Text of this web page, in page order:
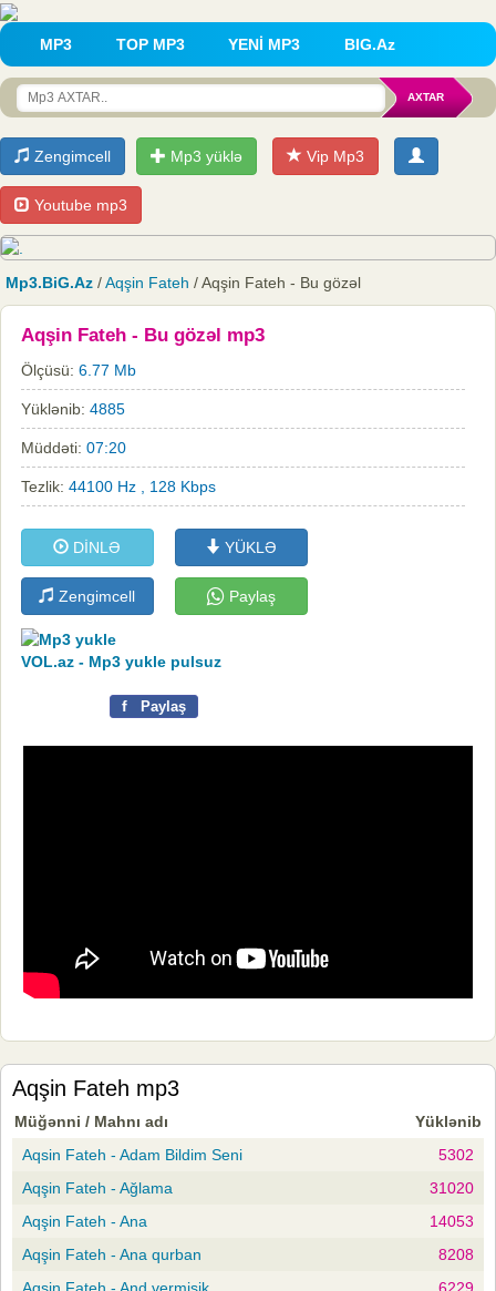
MP3 TOP MP3 YENİ MP3 BIG.Az
Zengimcell Mp3 yüklə Vip Mp3
Youtube mp3
Mp3.BiG.Az /Aqşin Fateh / Aqşin Fateh - Bu gözəl
Aqşin Fateh - Bu gözəl mp3
Ölçüsü: 6.77 Mb
Yüklənib: 4885
Müddəti: 07:20
Tezlik: 44100 Hz , 128 Kbps
DİNLƏ YÜKLƏ
Zengimcell Paylaş
VOL.az - Mp3 yukle pulsuz
f Paylaş
Aqşin Fateh mp3
Müğənni / Mahnı adı
Yüklənib
Aqsin Fateh - Adam Bildim Seni
5302
Aqşin Fateh - Ağlama
31020
Aqşin Fateh - Ana
14053
Aqşin Fateh - Ana qurban
8208